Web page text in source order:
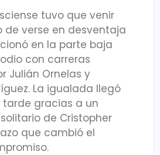
tuvo que venir
de verse en desventaja
en la parte baja
con carreras
Julián Ornelas y
La igualada llegó
gracias a un
de Cristopher
que cambió el